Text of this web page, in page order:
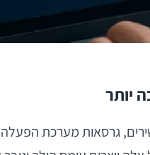
גרסאות מערכת